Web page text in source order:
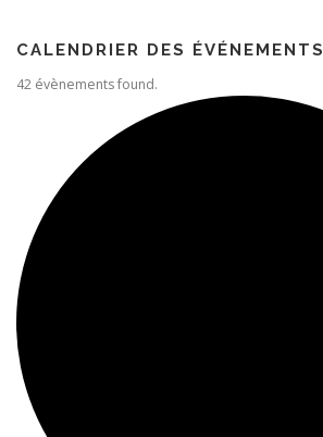
CALENDRIER DES ÉVÉNEMENTS
42 évènements found.